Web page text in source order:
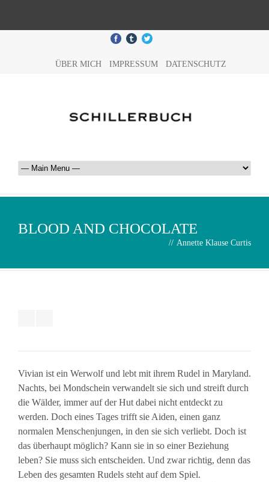
ÜBER MICH IMPRESSUM DATENSCHUTZ
BLOOD AND CHOCOLATE
// Annette Klause Curtis
Vivian ist ein Werwolf und lebt mit ihrem Rudel in Maryland.
Nachts, bei Mondschein verwandelt sie sich und streift durch
die Wälder, immer auf der Hut dabei nicht entdeckt zu
werden. Doch eines Tages trifft sie Aiden, einen ganz
normalen Menschenjungen, in den sie sich verliebt. Doch ist
das überhaupt möglich? Kann sie in so einer Beziehung
leben? Sie muss sich entscheiden. Und zwar richtig, denn das
Leben des gesamten Rudels steht auf dem Spiel.